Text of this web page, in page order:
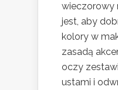
wieczorowy
jest, aby
kolory w
zasadą
oczy
ustami i